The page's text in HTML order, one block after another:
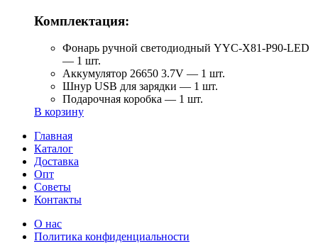
Комплектация:
Фонарь ручной светодиодный YYC-Х81-Р90-LED
— 1 шт.
Аккумулятор 26650 3.7V — 1 шт.
Шнур USB для зарядки — 1 шт.
Подарочная коробка — 1 шт.
В корзину
Главная
Каталог
Доставка
Опт
Советы
Контакты
О нас
Политика конфиденциальности